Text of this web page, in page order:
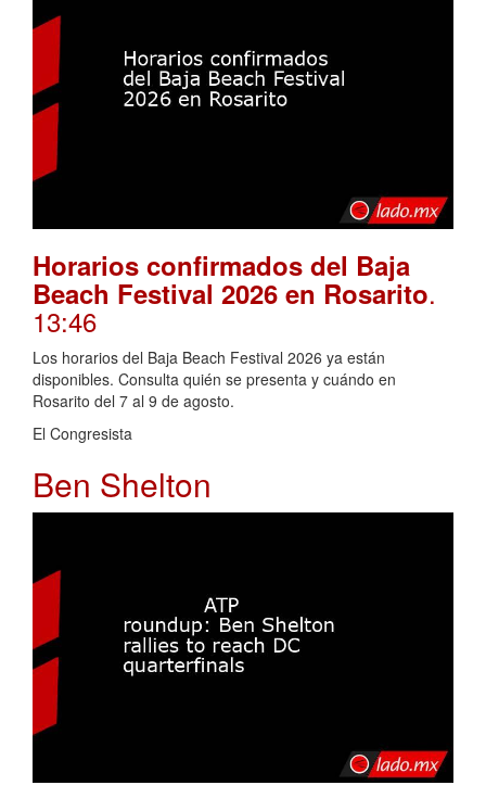
Horarios confirmados del Baja
Beach Festival 2026 en Rosarito.
13:46
Los horarios del Baja Beach Festival 2026 ya están
disponibles. Consulta quién se presenta y cuándo en
Rosarito del 7 al 9 de agosto.
El Congresista
Ben Shelton